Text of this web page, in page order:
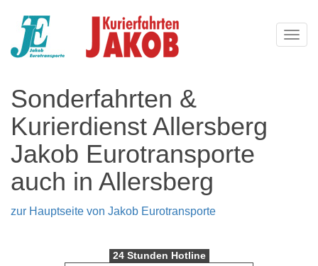
Sonderfahrten &
Kurierdienst Allersberg
Jakob Eurotransporte
auch in Allersberg
zur Hauptseite von Jakob Eurotransporte
24 Stunden Hotline